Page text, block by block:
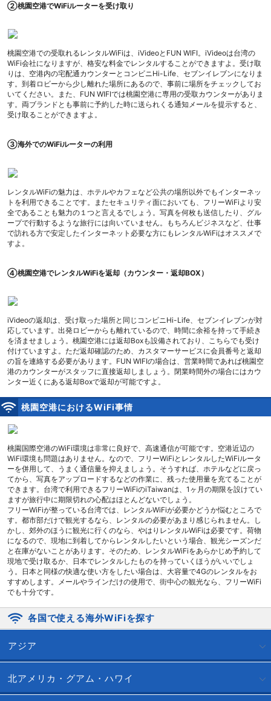
②桃園空港でWiFiルーターを受け取り
桃園空港での受取れるレンタルWiFiは、iVideoとFUN WIFI。iVideoは台湾の
WiFi会社になりますが、格安な料金でレンタルすることができますよ。受け取
りは、空港内の宅配通カウンターとコンビニHi-Life、セブンイレブンになりま
す。到着ロビーから少し離れた場所にあるので、事前に場所をチェックしてお
いてください。また、FUN WIFIでは桃園空港に専用の受取カウンターがありま
す。両ブランドとも事前に予約した時に送られくる通知メールを提示すると、
受け取ることができますよ。
③海外でのWiFiルーターの利用
レンタルWiFiの魅力は、ホテルやカフェなど公共の場所以外でもインターネッ
トを利用できることです。またセキュリティ面においても、フリーWiFiより安
全であることも魅力の１つと言えるでしょう。写真を何枚も送信したり、グル
ープで行動するような旅行には向いていません。もちろんビジネスなど、仕事
で訪れる方で安定したインターネット必要な方にもレンタルWiFiはオススメで
すよ。
④桃園空港でレンタルWiFiを返却（カウンター・返却BOX）
iVideoの返却は、受け取った場所と同じコンビニHi-Life、セブンイレブンが対
応しています。出発ロビーからも離れているので、時間に余裕を持って手続き
を済ませましょう。桃園空港には返却Boxも設備されており、こちらでも受け
付けていますよ。ただ返却確認のため、カスタマーサービスに会員番号と返却
の旨を連絡する必要があります。FUN WIFIの場合は、営業時間であれば桃園空
港のカウンターがスタッフに直接返却しましょう。閉業時間外の場合にはカウ
ンター近くにある返却Boxで返却が可能ですよ。
桃園空港におけるWiFi事情
桃園国際空港のWiFi環境は非常に良好で、高速通信が可能です。空港近辺の
WiFi環境も問題はありません。なので、フリーWiFiとレンタルしたWiFiルータ
ーを併用して、うまく通信量を抑えましょう。そうすれば、ホテルなどに戻っ
てから、写真をアップロードするなどの作業に、残った使用量を充てることが
できます。台湾で利用できるフリーWiFiのiTaiwanは、1ヶ月の期限を設けてい
ますが旅行中に期限切れの心配はほとんどないでしょう。
フリーWiFiが整っている台湾では、レンタルWiFiが必要かどうか悩むところで
す。都市部だけで観光するなら、レンタルの必要があまり感じられません。し
かし、郊外のほうに観光に行くのなら、やはりレンタルWiFiは必要です。荷物
になるので、現地に到着してからレンタルしたいという場合、観光シーズンだ
と在庫がないことがあります。そのため、レンタルWiFiをあらかじめ予約して
現地で受け取るか、日本でレンタルしたものを持っていくほうがいいでしょ
う。日本と同様の快適な使い方をしたい場合は、大容量で4Gのレンタルをお
すすめします。メールやラインだけの使用で、街中心の観光なら、フリーWiFi
でも十分です。
各国で使える海外WiFiを探す
アジア
北アメリカ・グアム・ハワイ